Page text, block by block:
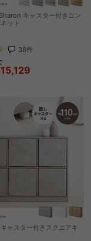
キャスター付きコン
ット
38件
キャスター付きスクエアキ